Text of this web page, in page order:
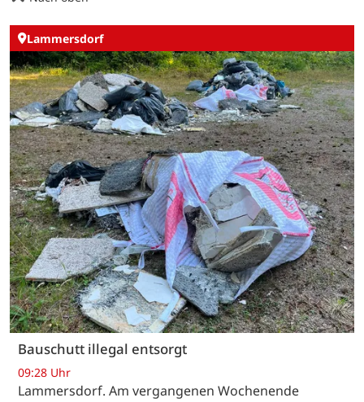
Lammersdorf
Bauschutt illegal entsorgt
09:28 Uhr
Lammersdorf. Am vergangenen Wochenende